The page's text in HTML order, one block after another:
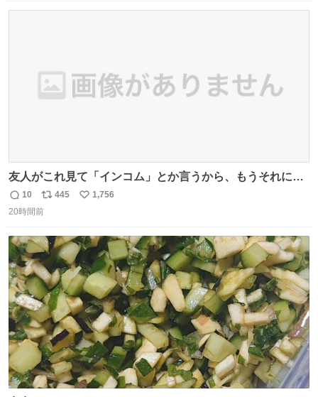
友人がこれ見て「インコム」とか言うから、もうそれにし
か見えなくなっちゃった。
返
信
10
リ
ポ
ト
数
445
い
数
1,756
20時間前